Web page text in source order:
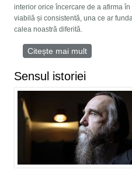
interior orice încercare de a afirma
viabilă și consistentă, una ce ar
calea noastră diferită.
Citește mai mult
Sensul istoriei